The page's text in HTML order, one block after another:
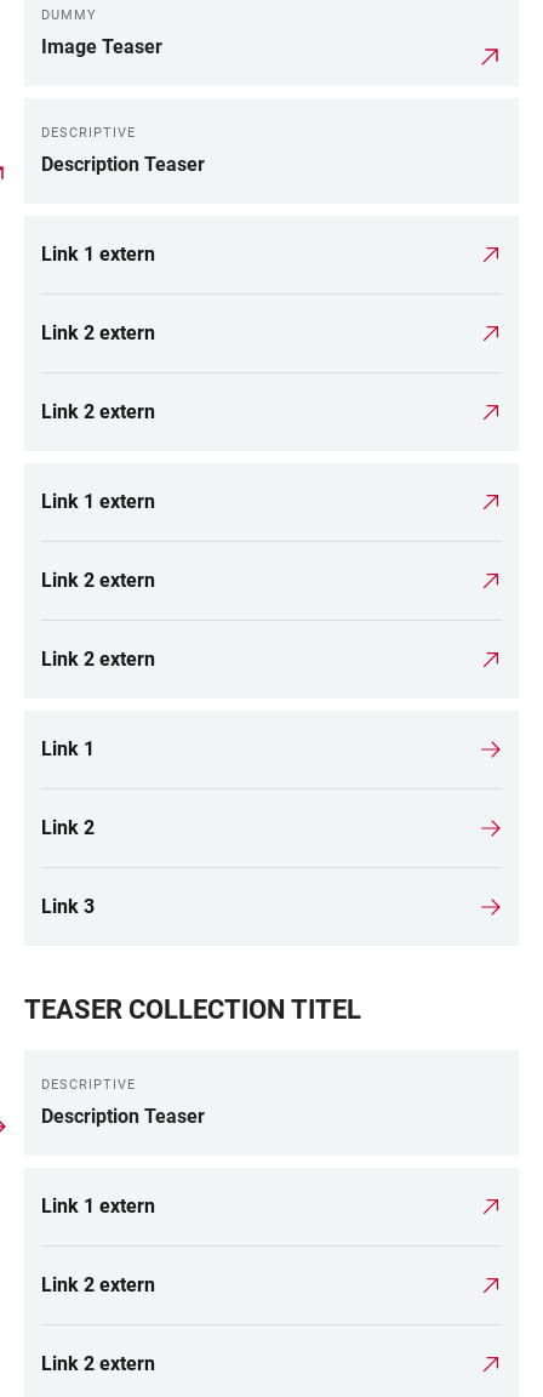
DUMMY
Image Teaser
DESCRIPTIVE
Description Teaser
Link 1 extern
Link 2 extern
Link 2 extern
Link 1 extern
Link 2 extern
Link 2 extern
Link 1
Link 2
Link 3
TEASER COLLECTION TITEL
DESCRIPTIVE
Description Teaser
Link 1 extern
Link 2 extern
Link 2 extern